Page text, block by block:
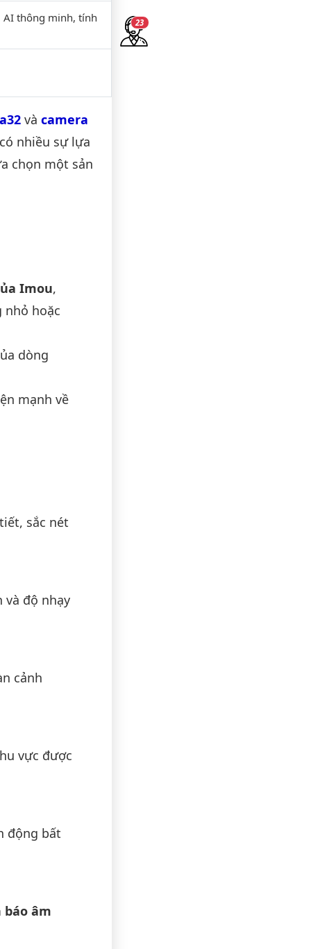
22
AI thông minh, tính
và camera
nhiều sự lựa
chọn một sản
Imou,
nhỏ hoặc
dòng
mạnh về
sắc nét
độ nhạy
cảnh
vực được
động bất
báo âm